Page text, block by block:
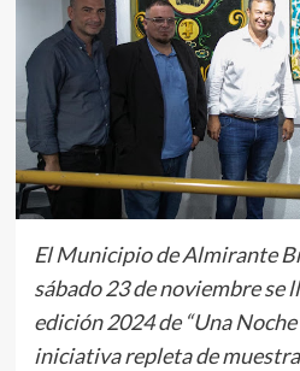
El Municipio de Almirante
sábado 23 de noviembre se
edición 2024 de “Una
iniciativa repleta de